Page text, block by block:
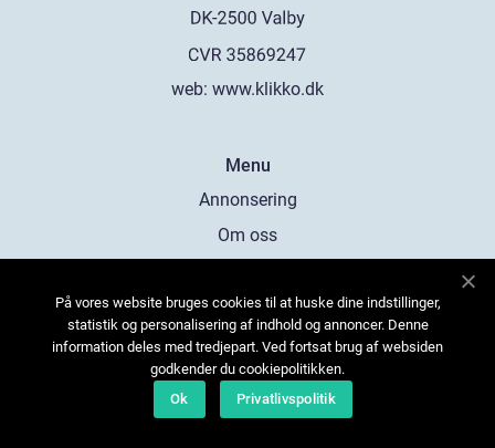
web: www.klikko.dk
Menu
Annonsering
Om oss
Kontakta oss
Sitemap
På vores website bruges cookies til at huske dine indstillinger,
statistik og personalisering af indhold og annoncer. Denne
information deles med tredjepart. Ved fortsat brug af websiden
godkender du cookiepolitikken.
Ok
Privatlivspolitik